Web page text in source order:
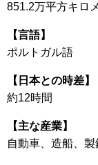
851.2万平方キロ
【言語】
ポルトガル語
【日本との時差】
約12時間
【主な産業】
自動車、造船、製